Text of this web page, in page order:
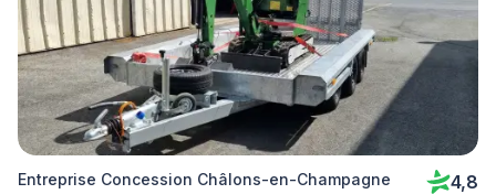
Entreprise Concession Châlons-en-Champagne 4,8